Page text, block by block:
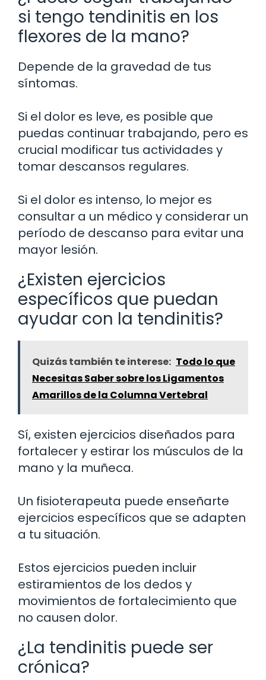
si tengo tendinitis en los
flexores de la mano?
Depende de la gravedad de tus
síntomas.
Si el dolor es leve, es posible que
puedas continuar trabajando, pero es
crucial modificar tus actividades y
tomar descansos regulares.
Si el dolor es intenso, lo mejor es
consultar a un médico y considerar un
período de descanso para evitar una
mayor lesión.
¿Existen ejercicios
específicos que puedan
ayudar con la tendinitis?
Quizás también te interese: Todo lo que
Necesitas Saber sobre los Ligamentos
Amarillos de la Columna Vertebral
Sí, existen ejercicios diseñados para
fortalecer y estirar los músculos de la
mano y la muñeca.
Un fisioterapeuta puede enseñarte
ejercicios específicos que se adapten
a tu situación.
Estos ejercicios pueden incluir
estiramientos de los dedos y
movimientos de fortalecimiento que
no causen dolor.
¿La tendinitis puede ser
crónica?